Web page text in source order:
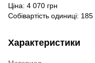
Ціна: 4 070 грн
Собівартість одиниці: 185
Характеристики